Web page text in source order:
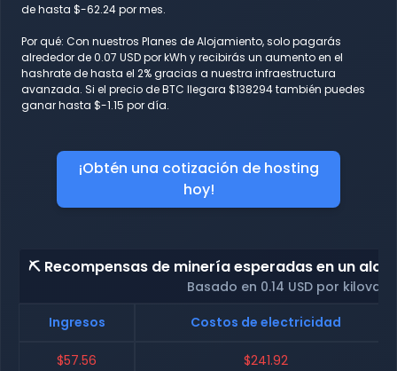
de hasta $-62.24 por mes.
Por qué: Con nuestros Planes de Alojamiento, solo pagarás
alrededor de 0.07 USD por kWh y recibirás un aumento en el
hashrate de hasta el 2% gracias a nuestra infraestructura
avanzada. Si el precio de BTC llegara $138294 también puedes
ganar hasta $-1.15 por día.
¡Obtén una cotización de hosting
hoy!
⛏️ Recompensas de minería esperadas en un
Basado en 0.14 USD por
Ingresos
Costos de electricidad
$57.56 $241.92